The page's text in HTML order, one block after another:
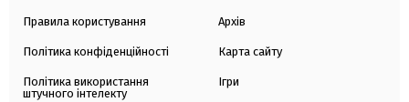
Правила користування
Політика конфіденційності
Політика використання
штучного інтелекту
Архів
Карта сайту
Ігри